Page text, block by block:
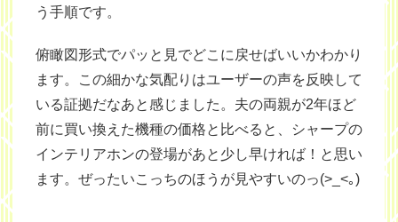
う手順です。
俯瞰図形式でパッと見でどこに戻せばいいかわかり
ます。この細かな気配りはユーザーの声を反映して
いる証拠だなあと感じました。夫の両親が2年ほど
前に買い換えた機種の価格と比べると、シャープの
インテリアホンの登場があと少し早ければ！と思い
ます。ぜったいこっちのほうが見やすいのっ(>_<｡)